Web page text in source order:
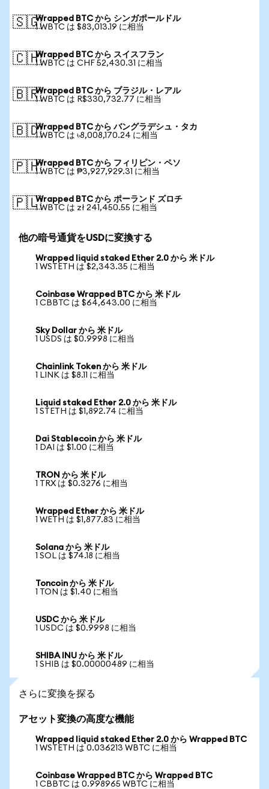
🇸🇬Wrapped BTC から シンガポールドル
1 WBTC は $83,013.19 に相当
🇨🇭Wrapped BTC から スイスフラン
1 WBTC は CHF 52,430.31 に相当
🇧🇷Wrapped BTC から ブラジル・レアル
1 WBTC は R$330,732.77 に相当
🇧🇩Wrapped BTC から バングラデシュ・タカ
1 WBTC は ৳8,008,170.24 に相当
🇵🇭Wrapped BTC から フィリピン・ペソ
1 WBTC は ₱3,927,929.31 に相当
🇵🇱Wrapped BTC から ポーランド ズロチ
1 WBTC は zł 241,450.55 に相当
他の暗号通貨をUSDに変換する
Wrapped liquid staked Ether 2.0 から 米ドル
1 WSTETH は $2,343.35 に相当
Coinbase Wrapped BTC から 米ドル
1 CBBTC は $64,643.00 に相当
Sky Dollar から 米ドル
1 USDS は $0.9998 に相当
Chainlink Token から 米ドル
1 LINK は $8.11 に相当
Liquid staked Ether 2.0 から 米ドル
1 STETH は $1,892.74 に相当
Dai Stablecoin から 米ドル
1 DAI は $1.00 に相当
TRON から 米ドル
1 TRX は $0.3276 に相当
Wrapped Ether から 米ドル
1 WETH は $1,877.83 に相当
Solana から 米ドル
1 SOL は $74.18 に相当
Toncoin から 米ドル
1 TON は $1.40 に相当
USDC から 米ドル
1 USDC は $0.9998 に相当
SHIBA INU から 米ドル
1 SHIB は $0.00000489 に相当
さらに変換を探る
アセット変換の高度な機能
Wrapped liquid staked Ether 2.0 から Wrapped BTC
1 WSTETH は 0.036213 WBTC に相当
Coinbase Wrapped BTC から Wrapped BTC
1 CBBTC は 0.998965 WBTC に相当